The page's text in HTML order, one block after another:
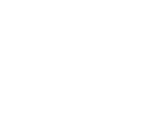
Sing Antong.
itu tidak kesampaian.